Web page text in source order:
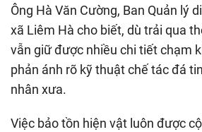
Ông Hà Văn Cường, Ban Quản lý
xã Liêm Hà cho biết, dù trải qua
vẫn giữ được nhiều chi tiết chạm
phản ánh rõ kỹ thuật chế tác đá
nhân xưa.
Việc bảo tồn hiện vật luôn được